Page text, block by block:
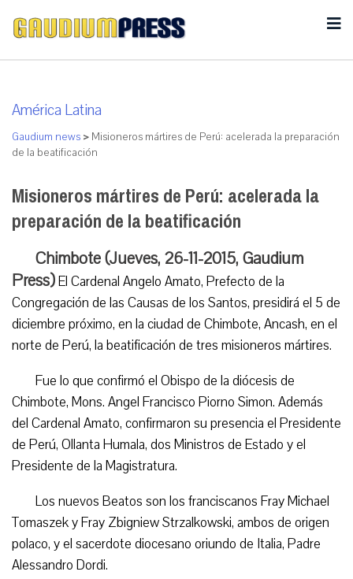
América Latina
Gaudium news > Misioneros mártires de Perú: acelerada la preparación
de la beatificación
Misioneros mártires de Perú: acelerada la
preparación de la beatificación
Chimbote (Jueves, 26-11-2015, Gaudium
Press)El Cardenal Angelo Amato, Prefecto de la
Congregación de las Causas de los Santos, presidirá el 5 de
diciembre próximo, en la ciudad de Chimbote, Ancash, en el
norte de Perú, la beatificación de tres misioneros mártires.
Fue lo que confirmó el Obispo de la diócesis de
Chimbote, Mons. Angel Francisco Piorno Simon. Además
del Cardenal Amato, confirmaron su presencia el Presidente
de Perú, Ollanta Humala, dos Ministros de Estado y el
Presidente de la Magistratura.
Los nuevos Beatos son los franciscanos Fray Michael
Tomaszek y Fray Zbigniew Strzalkowski, ambos de origen
polaco, y el sacerdote diocesano oriundo de Italia, Padre
Alessandro Dordi.